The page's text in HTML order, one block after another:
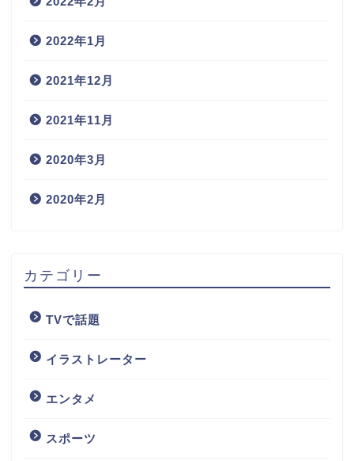
2022年1月
2021年12月
2021年11月
2020年3月
2020年2月
カテゴリー
TVで話題
イラストレーター
エンタメ
スポーツ